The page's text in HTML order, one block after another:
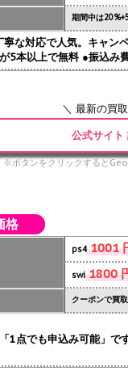
期間中は
な対応で人気。キャ
5本以上で無料 ●振込み
＼ 最新の買
公式サイト
※ボタンをクリックすると
格
ps41001
swi1800
クーポンで買
1点でも申込み可能」